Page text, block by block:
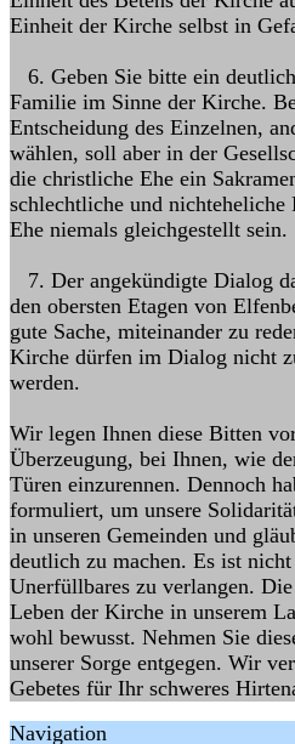
Einheit der Kirche selbst in
6. Geben Sie bitte ein
Familie im Sinne der Kirche.
Entscheidung des Einzelnen,
wählen, soll aber in der
die christliche Ehe ein
schlechtliche und nichteheliche
Ehe niemals gleichgestellt sein.
7. Der angekündigte Dialog
den obersten Etagen von
gute Sache, miteinan­der zu
Kirche dürfen im Dialog nicht
werden.
Wir legen Ihnen diese Bitten
Überzeugung, bei Ih­nen, wie
Türen einzurennen. Dennoch
formuliert, um unsere
in unseren Gemeinden und
deut­lich zu machen. Es ist
Unerfüllbares zu verlangen.
Leben der Kirche in unserem
wohl bewusst. Nehmen Sie
unserer Sorge entgegen. Wir
Gebetes für Ihr schweres
Navigation